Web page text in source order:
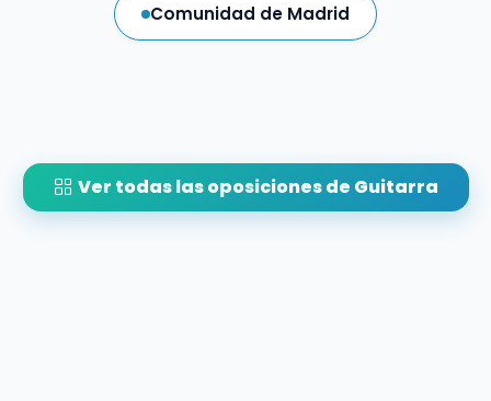
Comunidad de Madrid
Ver todas las oposiciones de Guitarra